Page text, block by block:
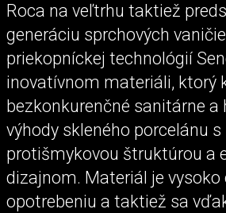
Roca na veľtrhu taktiež
generáciu sprchových
priekopníckej technológií
inovatívnom materiáli, ktorý
bezkonkurenčné sanitárne a
výhody skleného porcelánu s
protišmykovou štruktúrou a
dizajnom. Materiál je vysoko
opotrebeniu a taktiež sa